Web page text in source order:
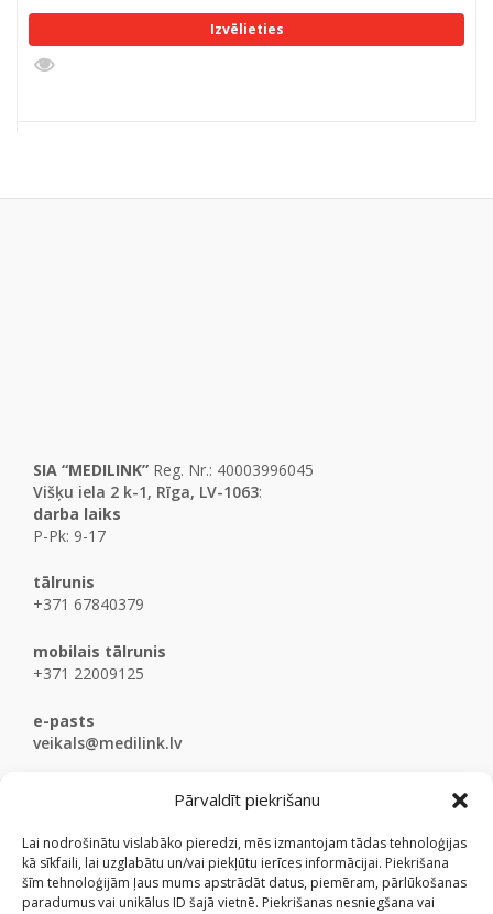
Pārvaldīt piekrišanu
Lai nodrošinātu vislabāko pieredzi, mēs izmantojam tādas tehnoloģijas
kā sīkfaili, lai uzglabātu un/vai piekļūtu ierīces informācijai. Piekrišana
šīm tehnoloģijām ļaus mums apstrādāt datus, piemēram, pārlūkošanas
paradumus vai unikālus ID šajā vietnē. Piekrišanas nesniegšana vai
Izvēlieties
SIA “MEDILINK” Reg. Nr.: 40003996045
Višķu iela 2 k-1, Rīga, LV-1063:
darba laiks
P-Pk: 9-17
tālrunis
+371 67840379
mobilais tālrunis
+371 22009125
e-pasts
veikals@medilink.lv